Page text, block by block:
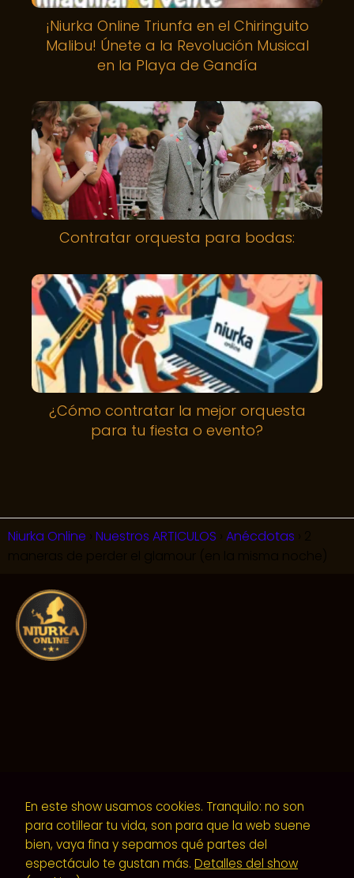
¡Niurka Online Triunfa en el Chiringuito
Malibu! Únete a la Revolución Musical
en la Playa de Gandía
Contratar orquesta para bodas:
¿Cómo contratar la mejor orquesta
para tu fiesta o evento?
Niurka Online Nuestros ARTICULOS Anécdotas
Aviso Legal y Terminos de uso|Politica de
privacidad|Politica de cookies| Diseño web y
mantenimiento Antonio Gomez | (+34) 695 93
En este show usamos cookies. Tranquilo: no son
para cotillear tu vida, son para que la web suene
bien, vaya fina y sepamos qué partes del
espectáculo te gustan más. Detalles del show